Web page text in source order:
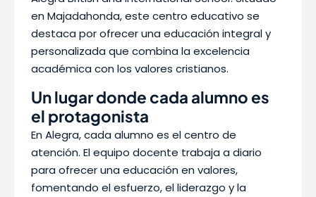
en Majadahonda, este centro educativo se
destaca por ofrecer una educación integral y
personalizada que combina la excelencia
académica con los valores cristianos.
Un lugar donde cada alumno es
el protagonista
En Alegra, cada alumno es el centro de
atención. El equipo docente trabaja a diario
para ofrecer una educación en valores,
fomentando el esfuerzo, el liderazgo y la